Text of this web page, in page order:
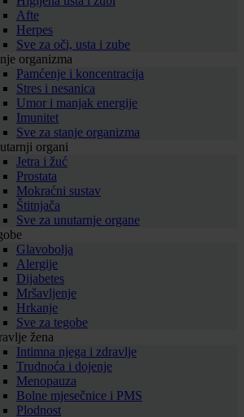
Afte
Herpes
Sve za oči, usta i zube
organizma
Pamćenje i koncentracija
Stres i nesanica
Umor i manjak energije
Imunitet
Sve za stanje organizma
organi
Jetra i žuć
Prostata
Mokraćni sustav
Štitnjača
Sve za unutarnje organe
Glavobolja
Alergije
Dijabetes
Mršavljenje
Hrkanje
Sve za tegobe
žena
Intimna njega i zdravlje
Trudnoća i dojenje
Menopauza
Bolne mjesečnice i PMS
Plodnost